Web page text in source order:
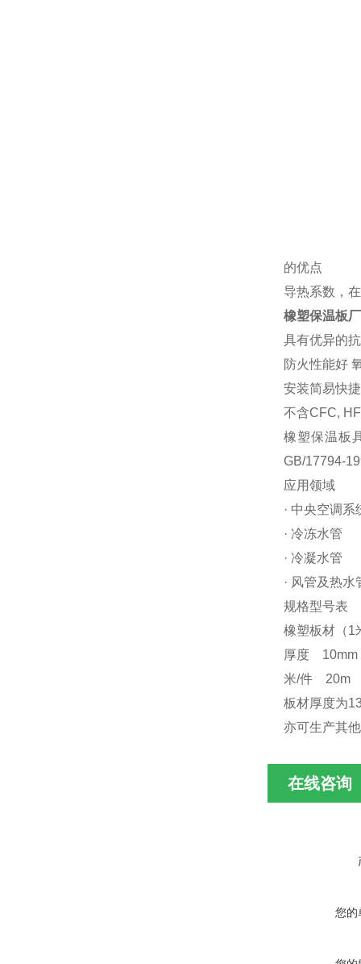
的优点
导热系数，
橡塑保温板
具有优异的
防火性能好
安装简易快
不含CFC,
橡塑保温板
GB/17794-
应用领域
· 中央空调
· 冷冻水管
· 冷凝水管
· 风管及热
规格型号表
橡塑板材（1
厚度
米/件
板材厚度为
亦可生产其
在线咨询
您的